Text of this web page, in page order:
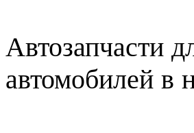
Автозапчасти
автомобилей в